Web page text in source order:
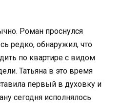
Роман проснулся
редко, обнаружил, что
по квартире с видом
Татьяна в это время
первый в духовку и
сегодня исполнялось